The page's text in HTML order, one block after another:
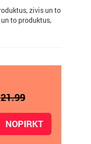
zivis un to
to produktus,
21.99
NOPIRKT